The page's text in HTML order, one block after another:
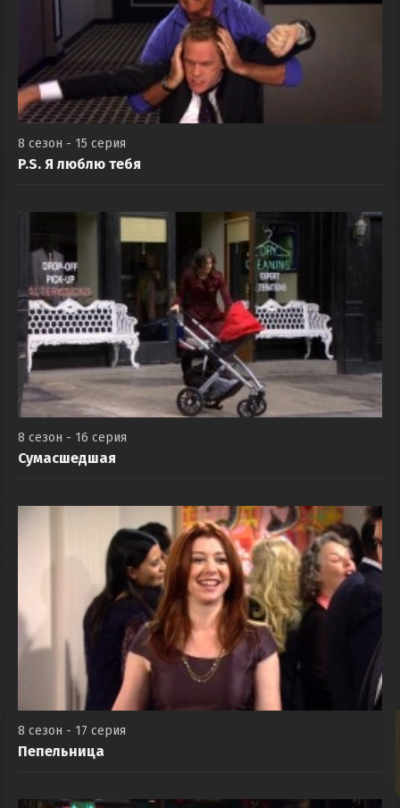
8 сезон - 15 серия
P.S. Я люблю тебя
8 сезон - 16 серия
Сумасшедшая
8 сезон - 17 серия
Пепельница